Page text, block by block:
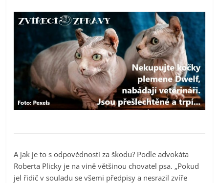
A jak je to s odpovědností za škodu? Podle advokáta
Roberta Plicky je na vině většinou chovatel psa. „Pokud
jel řidič v souladu se všemi předpisy a nesrazil zvíře